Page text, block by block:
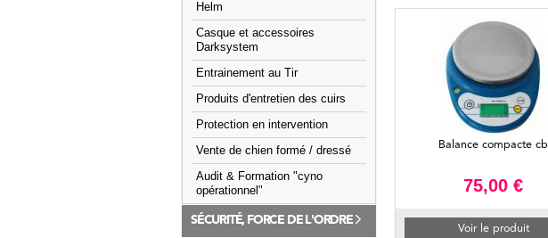
Helm
Casque et accessoires
Darksystem
Entrainement au Tir
Produits d'entretien des cuirs
Protection en intervention
Vente de chien formé / dressé
Audit & Formation "cyno
opérationnel"
SÉCURITÉ, FORCE DE L'ORDRE
Balance compacte cb
75,00 €
Voir le produit